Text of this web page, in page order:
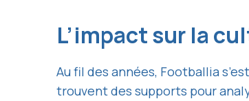
L’impact sur la
Au fil des années, Footballia
trouvent des supports pour